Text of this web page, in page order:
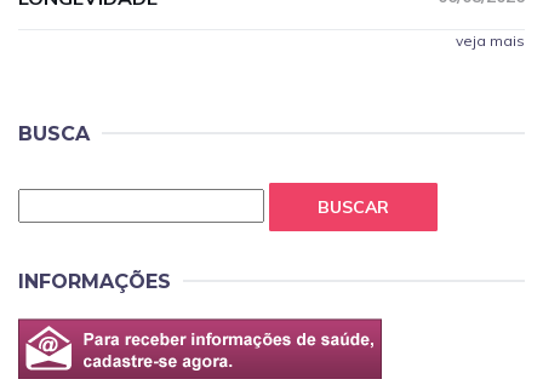
veja mais
BUSCA
BUSCAR
INFORMAÇÕES